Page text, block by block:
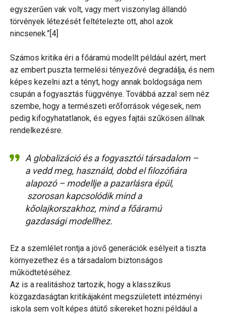
egyszerűen vak volt, vagy mert viszonylag állandó
törvények létezését feltételezte ott, ahol azok
nincsenek.”[4]
Számos kritika éri a főáramú modellt például azért, mert
az embert puszta termelési tényezővé degradálja, és nem
képes kezelni azt a tényt, hogy annak boldogsága nem
csupán a fogyasztás függvénye. Továbbá azzal sem néz
szembe, hogy a természeti erőforrások végesek, nem
pedig kifogyhatatlanok, és egyes fajtái szűkösen állnak
rendelkezésre.
A globalizáció és a fogyasztói társadalom –
a vedd meg, használd, dobd el filozófiára
alapozó – modellje a pazarlásra épül,
szorosan kapcsolódik mind a
kőolajkorszakhoz, mind a főáramú
gazdasági modellhez.
Ez a szemlélet rontja a jövő generációk esélyeit a tiszta
környezethez és a társadalom biztonságos
működtetéséhez.
Az is a realitáshoz tartozik, hogy a klasszikus
közgazdaságtan kritikájaként megszületett intézményi
iskola sem volt képes átütő sikereket hozni például a